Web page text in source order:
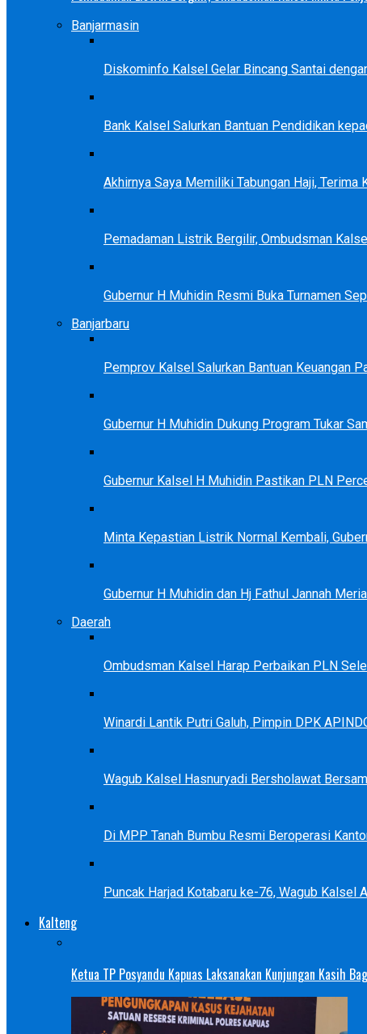
Banjarmasin
Diskominfo Kalsel Gelar Bincang Santai
Bank Kalsel Salurkan Bantuan Pendidikan
Akhirnya Saya Memiliki Tabungan Haji,
Pemadaman Listrik Bergilir, Ombudsman
Gubernur H Muhidin Resmi Buka Turnamen
Banjarbaru
Pemprov Kalsel Salurkan Bantuan Keuangan
Gubernur H Muhidin Dukung Program Tukar
Gubernur Kalsel H Muhidin Pastikan PLN
Minta Kepastian Listrik Normal Kembali,
Gubernur H Muhidin dan Hj Fathul Jannah
Daerah
Ombudsman Kalsel Harap Perbaikan PLN
Winardi Lantik Putri Galuh, Pimpin DPK
Wagub Kalsel Hasnuryadi Bersholawat
Di MPP Tanah Bumbu Resmi Beroperasi
Puncak Harjad Kotabaru ke-76, Wagub
Kalteng
Ketua TP Posyandu Kapuas Laksanakan Kunjungan Kasih